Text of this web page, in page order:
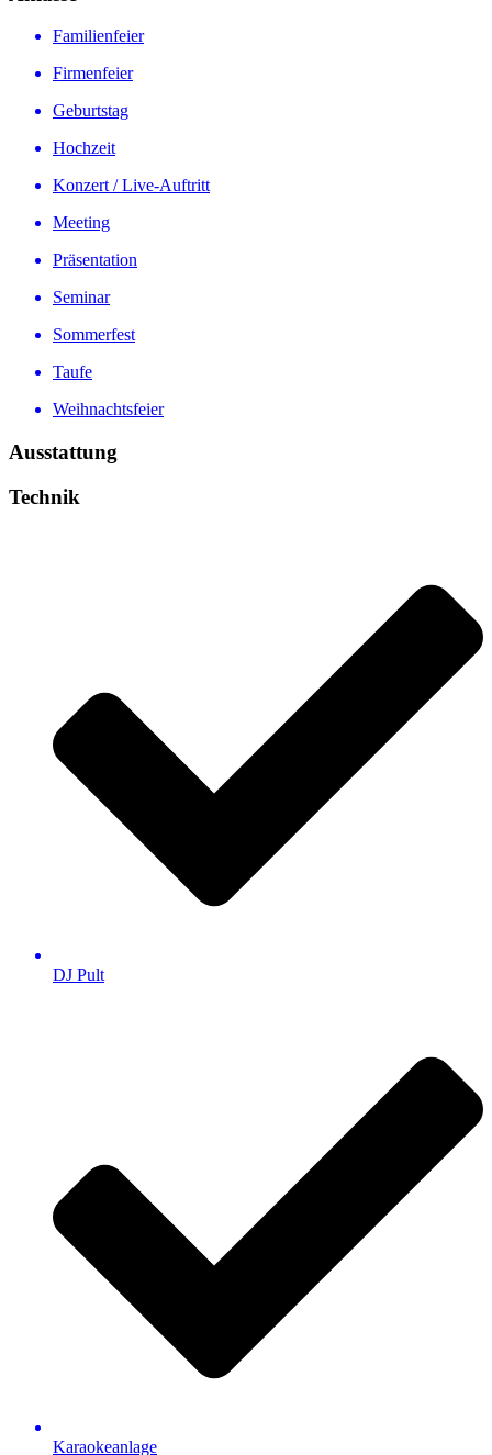
Familienfeier
Firmenfeier
Geburtstag
Hochzeit
Konzert / Live-Auftritt
Meeting
Präsentation
Seminar
Sommerfest
Taufe
Weihnachtsfeier
Ausstattung
Technik
DJ Pult
Karaokeanlage